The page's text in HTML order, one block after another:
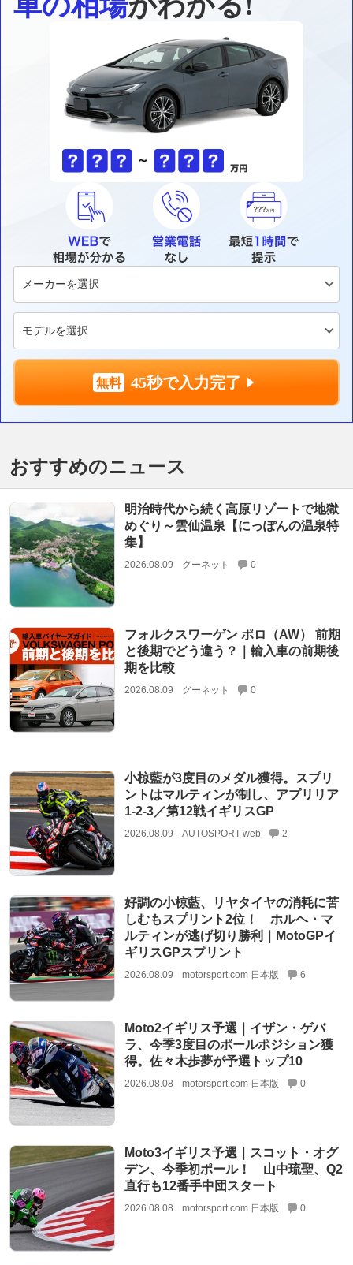
45秒で入力完了
おすすめのニュース
明治時代から続く高原リゾートで地獄
めぐり～雲仙温泉【にっぽんの温泉特
集】
2026.08.09 グーネット 0
フォルクスワーゲン ポロ（AW） 前期
と後期でどう違う？｜輸入車の前期後
期を比較
2026.08.09 グーネット 0
小椋藍が3度目のメダル獲得。スプリ
ントはマルティンが制し、アプリリア
1-2-3／第12戦イギリスGP
2026.08.09 AUTOSPORT web 2
好調の小椋藍、リヤタイヤの消耗に苦
しむもスプリント2位！ ホルヘ・マ
ルティンが逃げ切り勝利｜MotoGPイ
ギリスGPスプリント
2026.08.09 motorsport.com 日本版 6
Moto2イギリス予選｜イザン・ゲバ
ラ、今季3度目のポールポジション獲
得。佐々木歩夢が予選トップ10
2026.08.08 motorsport.com 日本版 0
Moto3イギリス予選｜スコット・オグ
デン、今季初ポール！ 山中琉聖、Q2
直行も12番手中団スタート
2026.08.08 motorsport.com 日本版 0